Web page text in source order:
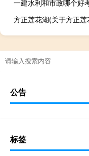
一建水利和市政哪个好
公告
标签